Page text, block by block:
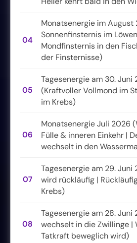
04
Monatsenergie im August
Sonnenfinsternis im
Mondfinsternis in den
der Finsternisse)
05
Tagesenergie am 30. Juni
(Kraftvoller Vollmond im
im Krebs)
06
Monatsenergie Juli 2026
Fülle & inneren Einkehr |
wechselt in den
07
Tagesenergie am 29. Juni
wird rückläufig |
Krebs)
08
Tagesenergie am 28. Juni
wechselt in die Zwillinge |
Tatkraft beweglich wird)